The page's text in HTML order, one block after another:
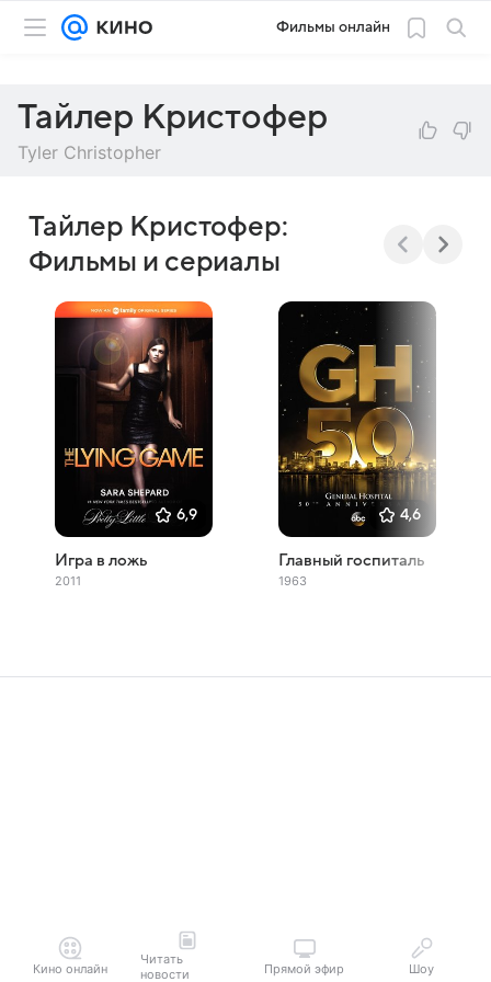
Фильмы онлайн
Тайлер Кристофер
Tyler Christopher
Тайлер Кристофер:
Фильмы и сериалы
6,9
Игра в ложь
2011
4,6
Главный госпиталь
1963
Кино онлайн
Читать
новости
Прямой эфир Шоу